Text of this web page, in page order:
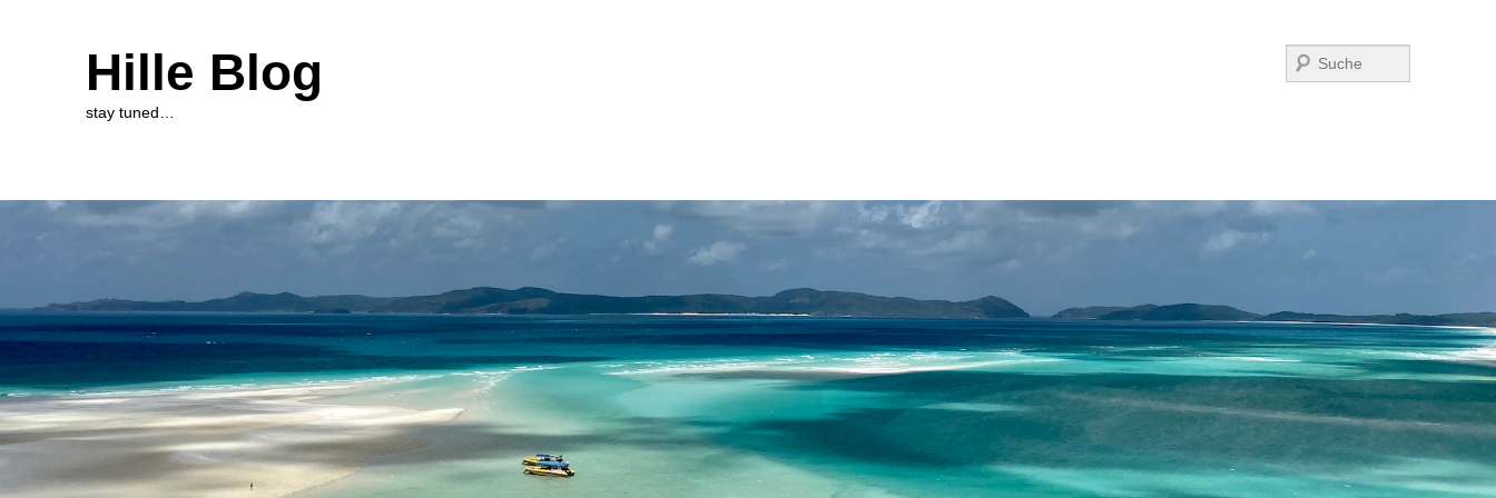
Hille Blog
stay tuned…
Suchen